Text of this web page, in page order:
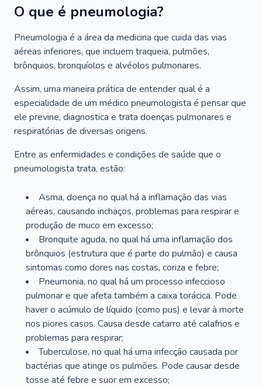
O que é pneumologia?
Pneumologia é a área da medicina que cuida das vias
aéreas inferiores, que incluem traqueia, pulmões,
brônquios, bronquíolos e alvéolos pulmonares.
Assim, uma maneira prática de entender qual é a
especialidade de um médico pneumologista é pensar que
ele previne, diagnostica e trata doenças pulmonares e
respiratórias de diversas origens.
Entre as enfermidades e condições de saúde que o
pneumologista trata, estão:
Asma, doença no qual há a inflamação das vias
aéreas, causando inchaços, problemas para respirar e
produção de muco em excesso;
Bronquite aguda, no qual há uma inflamação dos
brônquios (estrutura que é parte do pulmão) e causa
sintomas como dores nas costas, coriza e febre;
Pneumonia, no qual há um processo infeccioso
pulmonar e que afeta também a caixa torácica. Pode
haver o acúmulo de líquido (como pus) e levar à morte
nos piores casos. Causa desde catarro até calafrios e
problemas para respirar;
Tuberculose, no qual há uma infecção causada por
bactérias que atinge os pulmões. Pode causar desde
tosse até febre e suor em excesso;